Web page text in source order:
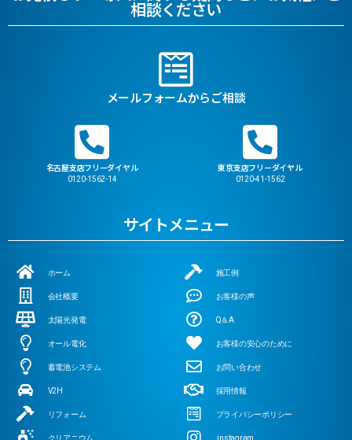
相談ください
メールフォームからご相談
名古屋支店フリーダイヤル
0120-1562-14
東京支店フリーダイヤル
0120-41-1562
サイトメニュー
ホーム
会社概要
太陽光発電
オール電化
蓄電池システム
V2H
リフォーム
クリアニウム
施工例
お客様の声
Q＆A
お客様の安心のために
お問い合わせ
採用情報
プライバシーポリシー
instagram